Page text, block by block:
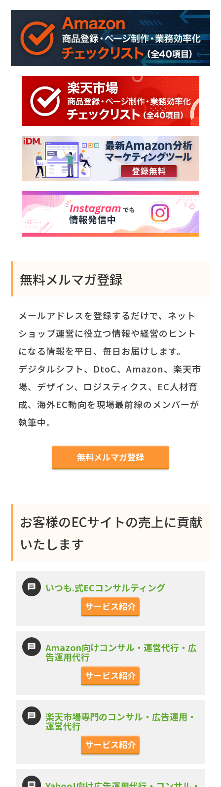
無料メルマガ登録
メールアドレスを登録するだけで、ネット
ショップ運営に役立つ情報や経営のヒント
になる情報を平日、毎日お届けします。
デジタルシフト、DtoC、Amazon、楽天市
場、デザイン、ロジスティクス、EC人材育
成、海外EC動向を現場最前線のメンバーが
執筆中。
無料メルマガ登録
お客様のECサイトの売上に貢献
いたします
いつも.式ECコンサルティング
サービス紹介
Amazon向けコンサル・運営代行・広
告運用代行
サービス紹介
楽天市場専門のコンサル・広告運用・
運営代行
サービス紹介